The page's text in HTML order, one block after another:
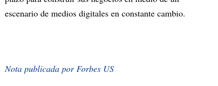
escenario de medios digitales en constante cambio.
Nota publicada por Forbes US